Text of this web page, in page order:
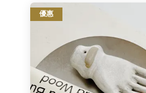
優惠